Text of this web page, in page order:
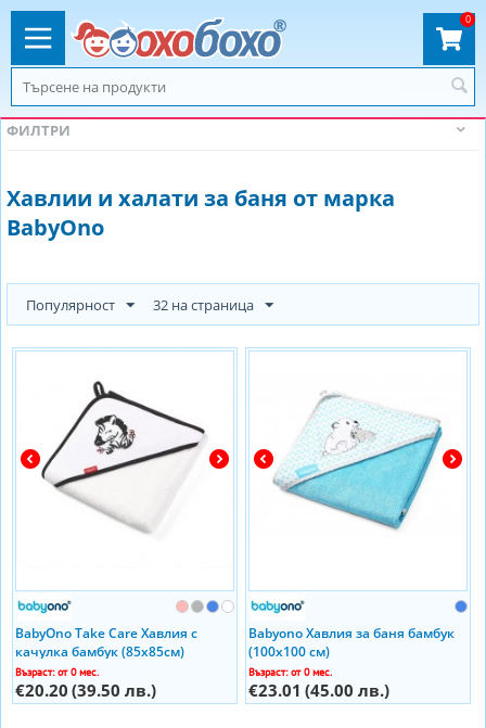
0
ФИЛТРИ
Хавлии и халати за баня от марка
BabyOno
Популярност 32 на страница
BabyOno Take Care Хавлия с
качулка бамбук (85х85см)
Възраст: от 0 мес.
€20.20 (39.50 лв.)
Babyono Хавлия за баня бамбук
(100х100 см)
Възраст: от 0 мес.
€23.01 (45.00 лв.)